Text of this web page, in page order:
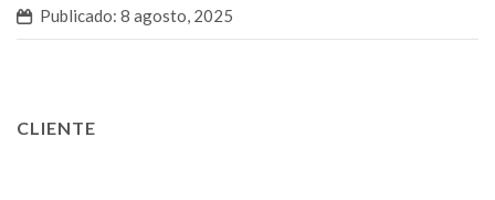
Publicado: 8 agosto, 2025
CLIENTE